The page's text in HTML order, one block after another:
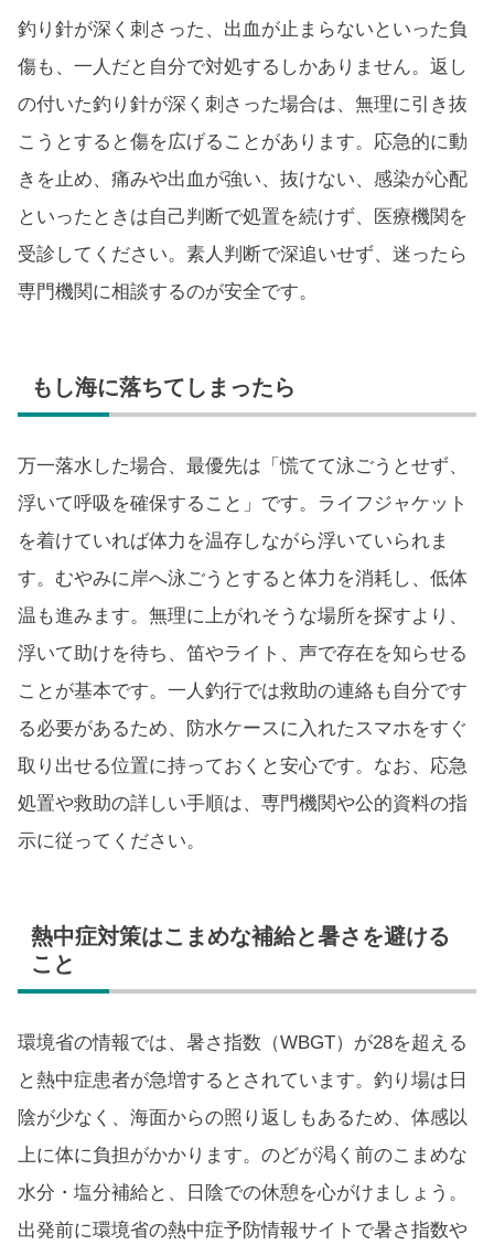
釣り針が深く刺さった、出血が止まらないといった負
傷も、一人だと自分で対処するしかありません。返し
の付いた釣り針が深く刺さった場合は、無理に引き抜
こうとすると傷を広げることがあります。応急的に動
きを止め、痛みや出血が強い、抜けない、感染が心配
といったときは自己判断で処置を続けず、医療機関を
受診してください。素人判断で深追いせず、迷ったら
専門機関に相談するのが安全です。
もし海に落ちてしまったら
万一落水した場合、最優先は「慌てて泳ごうとせず、
浮いて呼吸を確保すること」です。ライフジャケット
を着けていれば体力を温存しながら浮いていられま
す。むやみに岸へ泳ごうとすると体力を消耗し、低体
温も進みます。無理に上がれそうな場所を探すより、
浮いて助けを待ち、笛やライト、声で存在を知らせる
ことが基本です。一人釣行では救助の連絡も自分です
る必要があるため、防水ケースに入れたスマホをすぐ
取り出せる位置に持っておくと安心です。なお、応急
処置や救助の詳しい手順は、専門機関や公的資料の指
示に従ってください。
熱中症対策はこまめな補給と暑さを避ける
こと
環境省の情報では、暑さ指数（WBGT）が28を超える
と熱中症患者が急増するとされています。釣り場は日
陰が少なく、海面からの照り返しもあるため、体感以
上に体に負担がかかります。のどが渇く前のこまめな
水分・塩分補給と、日陰での休憩を心がけましょう。
出発前に環境省の熱中症予防情報サイトで暑さ指数や